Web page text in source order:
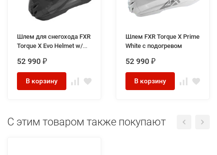
Шлем для снегохода FXR
Torque X Evo Helmet w/
и солнцезащитными
очками) Black Ops
52 990 ₽
В корзину
Шлем FXR Torque X Prime
White с подогревом
52 990 ₽
В корзину
C этим товаром также покупают